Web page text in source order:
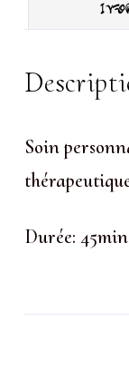
Soin
Durée: 45min